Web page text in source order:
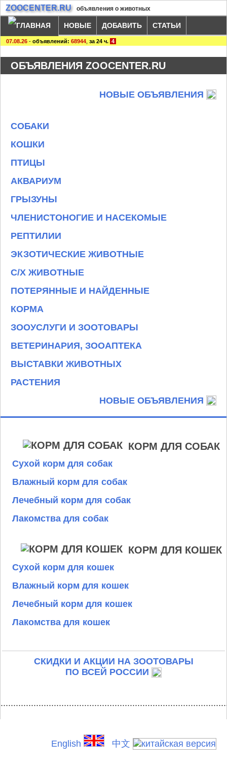
ZOOCENTER.RU объявления о животных
НОВЫЕ ДОБАВИТЬ СТАТЬИ
07.08.26 - объявлений: 68944 за 24 ч. 4
ОБЪЯВЛЕНИЯ ZOOCENTER.RU
НОВЫЕ ОБЪЯВЛЕНИЯ
СОБАКИ
КОШКИ
ПТИЦЫ
АКВАРИУМ
ГРЫЗУНЫ
ЧЛЕНИСТОНОГИЕ И НАСЕКОМЫЕ
РЕПТИЛИИ
ЭКЗОТИЧЕСКИЕ ЖИВОТНЫЕ
С/Х ЖИВОТНЫЕ
ПОТЕРЯННЫЕ И НАЙДЕННЫЕ
КОРМА
ЗООУСЛУГИ И ЗООТОВАРЫ
ВЕТЕРИНАРИЯ, ЗООАПТЕКА
ВЫСТАВКИ ЖИВОТНЫХ
РАСТЕНИЯ
НОВЫЕ ОБЪЯВЛЕНИЯ
КОРМ ДЛЯ СОБАК
Сухой корм для собак
Влажный корм для собак
Лечебный корм для собак
Лакомства для собак
КОРМ ДЛЯ КОШЕК
Сухой корм для кошек
Влажный корм для кошек
Лечебный корм для кошек
Лакомства для кошек
СКИДКИ И АКЦИИ НА ЗООТОВАРЫ
ПО ВСЕЙ РОССИИ
English 中文